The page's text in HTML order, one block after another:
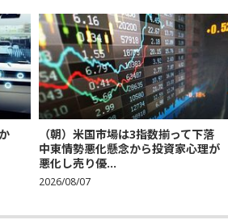
（朝）米国市場は3指数揃って下落
中東情勢悪化懸念から投資家心理が
悪化し売り優...
2026/08/07